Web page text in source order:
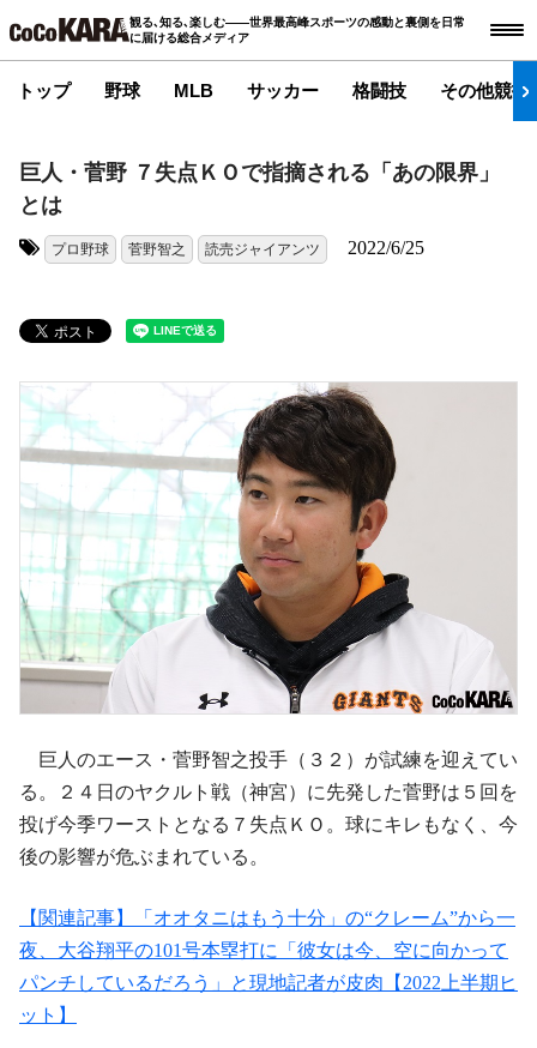
観る､知る､楽しむ――世界最高峰スポーツの感動と裏側を日常
に届ける総合メディア
トップ 野球 MLB サッカー 格闘技 その他競技
巨人・菅野 ７失点ＫＯで指摘される「あの限界」
とは
プロ野球 菅野智之 読売ジャイアンツ 2022/6/25
巨人のエース・菅野智之投手（３２）が試練を迎えてい
る。２４日のヤクルト戦（神宮）に先発した菅野は５回を
投げ今季ワーストとなる７失点ＫＯ。球にキレもなく、今
後の影響が危ぶまれている。
【関連記事】「オオタニはもう十分」の“クレーム”から一
夜、大谷翔平の101号本塁打に「彼女は今、空に向かって
パンチしているだろう」と現地記者が皮肉【2022上半期ヒ
ット】